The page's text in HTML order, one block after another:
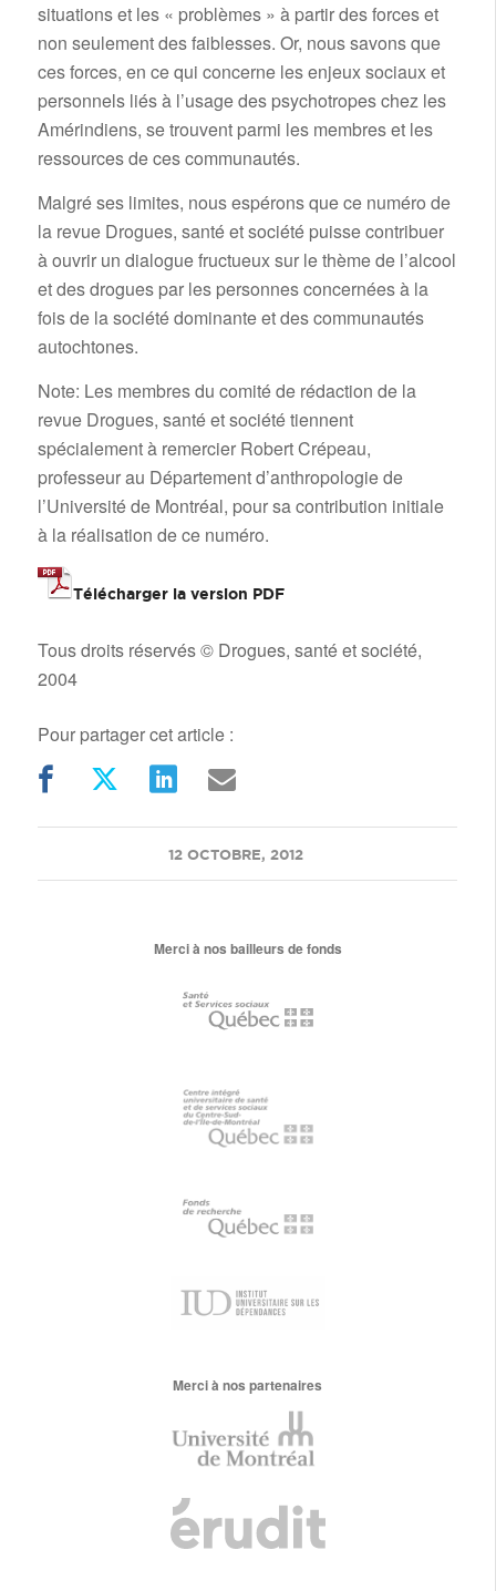
situations et les « problèmes » à partir des forces et
non seulement des faiblesses. Or, nous savons que
ces forces, en ce qui concerne les enjeux sociaux et
personnels liés à l’usage des psychotropes chez les
Amérindiens, se trouvent parmi les membres et les
ressources de ces communautés.
Malgré ses limites, nous espérons que ce numéro de
la revue Drogues, santé et société puisse contribuer
à ouvrir un dialogue fructueux sur le thème de l’alcool
et des drogues par les personnes concernées à la
fois de la société dominante et des communautés
autochtones.
Note: Les membres du comité de rédaction de la
revue Drogues, santé et société tiennent
spécialement à remercier Robert Crépeau,
professeur au Département d’anthropologie de
l’Université de Montréal, pour sa contribution initiale
à la réalisation de ce numéro.
Télécharger la version PDF
Tous droits réservés © Drogues, santé et société,
2004
Pour partager cet article :
12 OCTOBRE, 2012
/
Merci à nos bailleurs de fonds
Merci à nos partenaires